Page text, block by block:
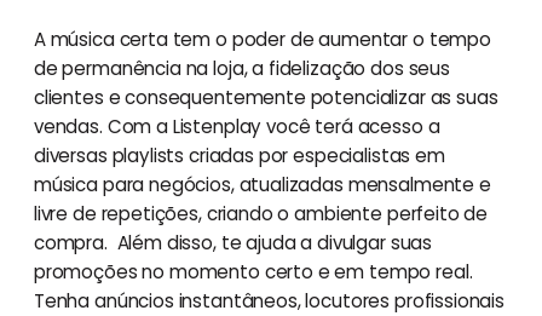
A música certa tem o poder de aumentar o tempo
de permanência na loja, a fidelização dos seus
clientes e consequentemente potencializar as suas
vendas. Com a Listenplay você terá acesso a
diversas playlists criadas por especialistas em
música para negócios, atualizadas mensalmente e
livre de repetições, criando o ambiente perfeito de
compra. Além disso, te ajuda a divulgar suas
promoções no momento certo e em tempo real.
Tenha anúncios instantâneos, locutores profissionais